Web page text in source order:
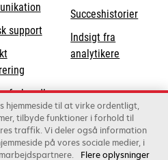
supportopens
tab
forhandler
Succeshistorier
Indsigt fra
analytikere
hjemmeside til at virke ordentligt,
tilbyde funktioner i forhold til
traffik. Vi deler også information
på vores sociale medier, i
Flere oplysninger